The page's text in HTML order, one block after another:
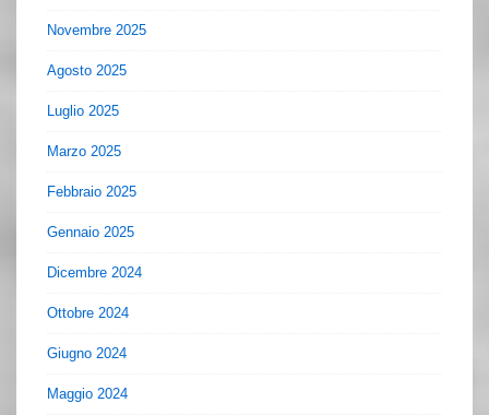
Novembre 2025
Agosto 2025
Luglio 2025
Marzo 2025
Febbraio 2025
Gennaio 2025
Dicembre 2024
Ottobre 2024
Giugno 2024
Maggio 2024